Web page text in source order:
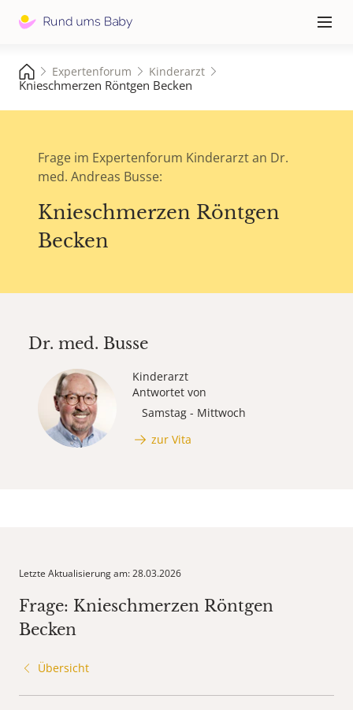
≡
Expertenforum Kinderarzt
Knieschmerzen Röntgen Becken
Frage im Expertenforum Kinderarzt an Dr.
med. Andreas Busse:
Knieschmerzen Röntgen
Becken
Dr. med. Busse
Kinderarzt
Antwortet von
Samstag - Mittwoch
zur Vita
Letzte Aktualisierung am: 28.03.2026
Frage: Knieschmerzen Röntgen
Becken
Übersicht